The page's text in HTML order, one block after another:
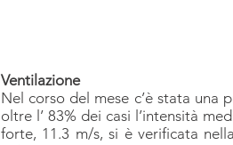
Ventilazione
Nel corso del mese c’è stata una
oltre l’ 83% dei casi l’intensità
forte, 11.3 m/s, si è verificata